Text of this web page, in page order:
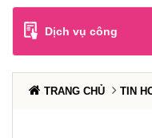
Dịch vụ công
TRANG CHỦ TIN